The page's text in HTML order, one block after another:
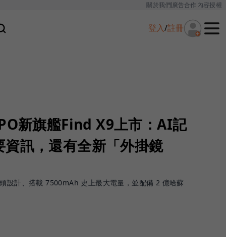
關於我們廣告合作內容授權
登入/註冊
新旗艦Find X9上市：AI記
訊，還有全新「外掛鏡
設計、搭載 7500mAh 史上最大電量，並配備 2 億哈蘇